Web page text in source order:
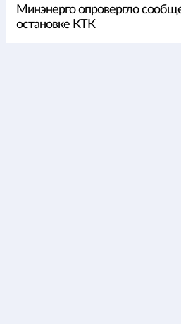
Минэнерго опровергло
остановке КТК